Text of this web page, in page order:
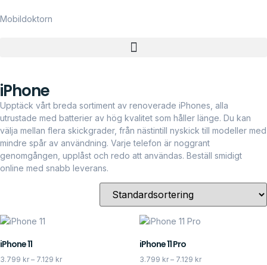
Mobildoktorn
iPhone
Upptäck vårt breda sortiment av renoverade iPhones, alla
utrustade med batterier av hög kvalitet som håller länge. Du kan
välja mellan flera skickgrader, från nästintill nyskick till modeller med
mindre spår av användning. Varje telefon är noggrant
genomgången, upplåst och redo att användas. Beställ smidigt
online med snabb leverans.
iPhone 11
3.799 kr – 7.129 kr
iPhone 11 Pro
3.799 kr – 7.129 kr